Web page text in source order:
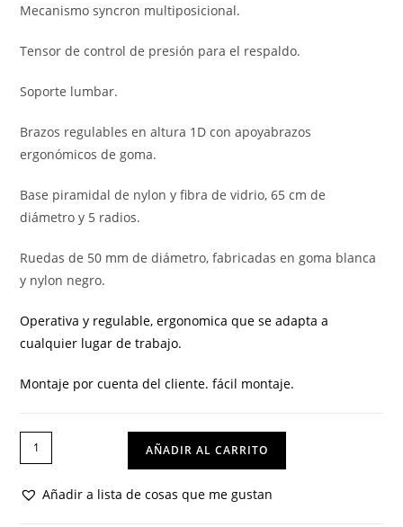
Mecanismo syncron multiposicional.
Tensor de control de presión para el respaldo.
Soporte lumbar.
Brazos regulables en altura 1D con apoyabrazos
ergonómicos de goma.
Base piramidal de nylon y fibra de vidrio, 65 cm de
diámetro y 5 radios.
Ruedas de 50 mm de diámetro, fabricadas en goma blanca
y nylon negro.
Operativa y regulable, ergonomica que se adapta a
cualquier lugar de trabajo.
Montaje por cuenta del cliente. fácil montaje.
SILLA
SIDNEY
GNN
AÑADIR AL CARRITO
Añadir a lista de cosas que me gustan